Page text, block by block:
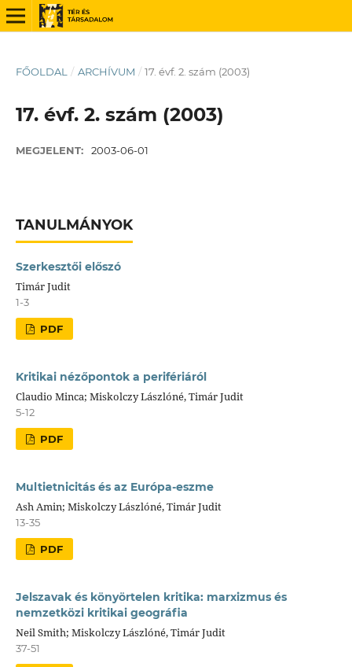
FŐOLDAL / ARCHÍVUM / 17. évf. 2. szám (2003)
17. évf. 2. szám (2003)
MEGJELENT: 2003-06-01
TANULMÁNYOK
Szerkesztői előszó
Timár Judit
1-3
PDF
Kritikai nézőpontok a perifériáról
Claudio Minca; Miskolczy Lászlóné, Timár Judit
5-12
PDF
Multietnicitás és az Európa-eszme
Ash Amin; Miskolczy Lászlóné, Timár Judit
13-35
PDF
Jelszavak és könyörtelen kritika: marxizmus és
nemzetközi kritikai geográfia
Neil Smith; Miskolczy Lászlóné, Timár Judit
37-51